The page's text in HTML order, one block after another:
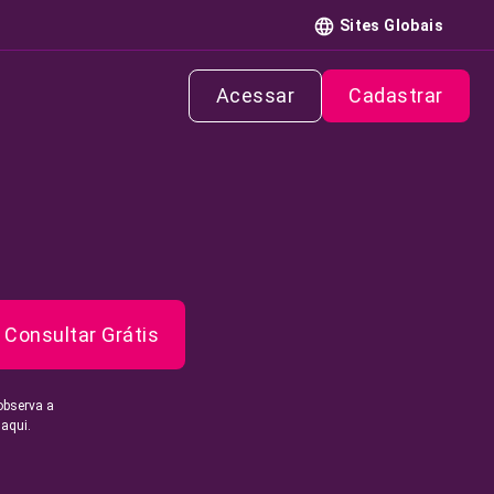
Sites Globais
Acessar Cadastrar
Consultar Grátis
a